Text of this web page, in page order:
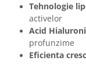
Tehnologie
activelor
Acid
profunzime
Eficienta